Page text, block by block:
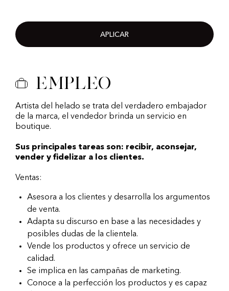
APLICAR
Empleo
Artista del helado se trata del verdadero embajador
de la marca, el vendedor brinda un servicio en
boutique.
Sus principales tareas son: recibir, aconsejar,
vender y fidelizar a los clientes.
Ventas:
Asesora a los clientes y desarrolla los argumentos
de venta.
Adapta su discurso en base a las necesidades y
posibles dudas de la clientela.
Vende los productos y ofrece un servicio de
calidad.
Se implica en las campañas de marketing.
Conoce a la perfección los productos y es capaz